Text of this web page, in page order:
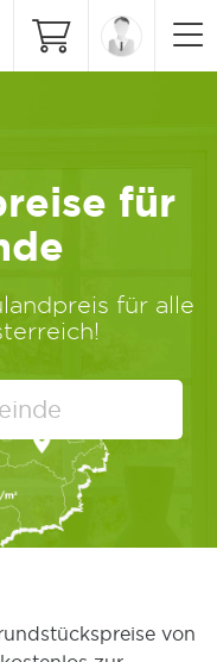
für
für alle
von